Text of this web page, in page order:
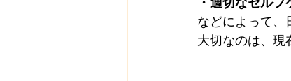
などによって、
大切なのは、現